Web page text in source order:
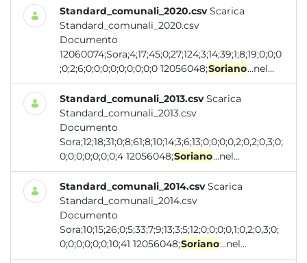
Standard_comunali_2020.csv Scarica
Standard_comunali_2020.csv
Documento
12060074;Sora;4;17;45;0;27;124;3;14;39;1;8;19;0;0;0
;0;2;6;0;0;0;0;0;0;0;0;0 12056048;Soriano...nel...
Standard_comunali_2013.csv Scarica
Standard_comunali_2013.csv
Documento
Sora;12;18;31;0;8;61;8;10;14;3;6;13;0;0;0;0,2;0,2;0,3;0;
0;0;0;0;0;0;0;4 12056048;Soriano...nel...
Standard_comunali_2014.csv Scarica
Standard_comunali_2014.csv
Documento
Sora;10;15;26;0;5;33;7;9;13;3;5;12;0;0;0;0,1;0,2;0,3;0;
0;0;0;0;0;0;10;41 12056048;Soriano...nel...